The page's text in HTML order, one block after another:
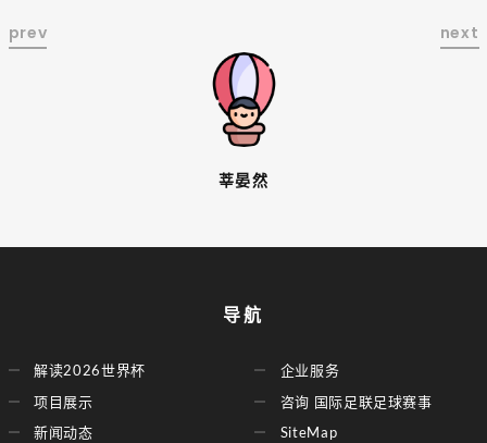
莘晏然
导航
解读2026世界杯
项目展示
新闻动态
企业服务
咨询 国际足联足球赛事
SiteMap